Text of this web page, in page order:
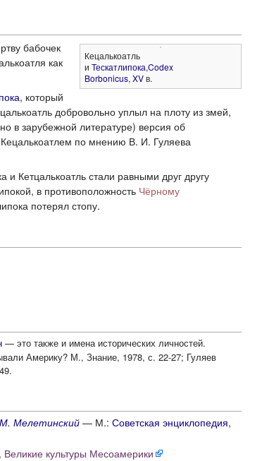
Кецалькоатль
и Тескатлипока,Codex
Borbonicus, XVв.
бабочек
как
, который
добровольно уплыл на плоту из змей,
в зарубежной литературе) версия об
по мнению В. И. Гуляева
и Кетцалькоатль стали равными друг другу
в противоположность Чёрному
потерял стопу.
— это также и имена исторических личностей.
Америку? М., Знание, 1978, с. 22-27; Гуляев
Мелетинский — М.:Советская энциклопедия,
культуры Месоамерики